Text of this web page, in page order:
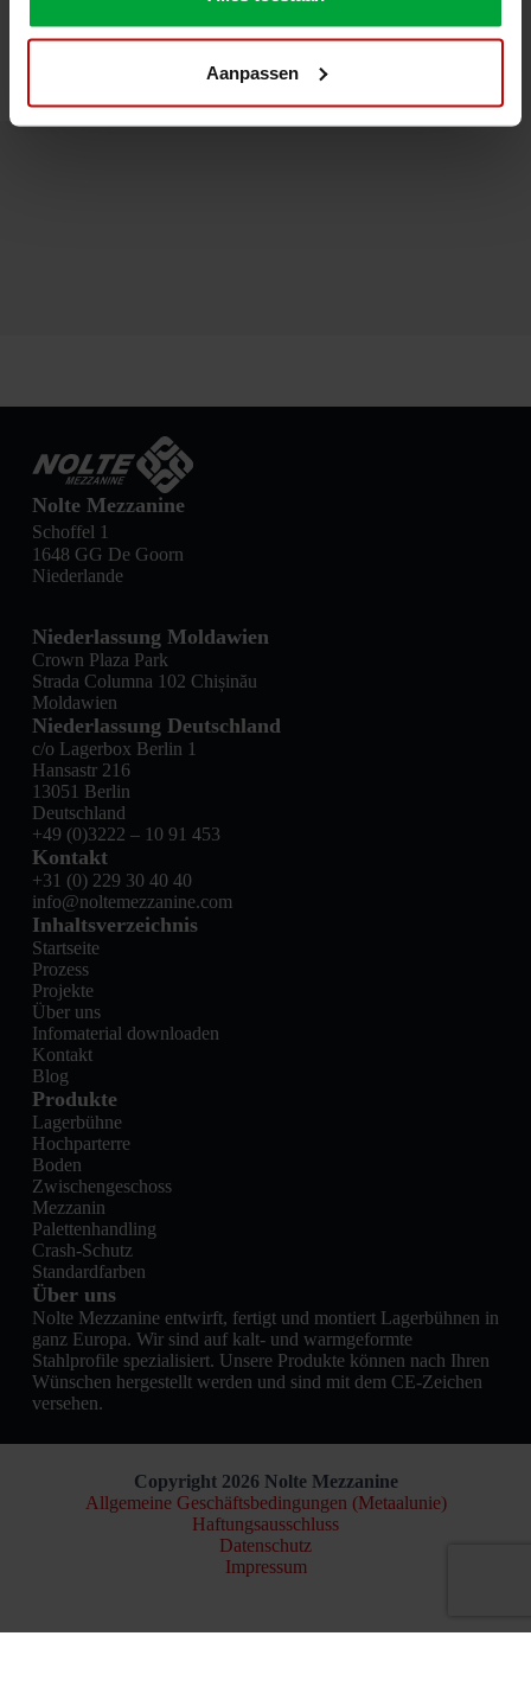
Aanpassen
Deutschland Systemintegration
Nolte Mezzanine
Schoffel 1
1648 GG De Goorn
Niederlande
Niederlassung Moldawien
Crown Plaza Park
Strada Columna 102 Chișinău
Moldawien
Inhaltsverzeichnis
Startseite
Prozess
Projekte
Über uns
Infomaterial downloaden
Kontakt
Blog
Produkte
Lagerbühne
Hochparterre
Boden
Zwischengeschoss
Mezzanin
Palettenhandling
Crash-Schutz
Standardfarben
Über uns
Nolte Mezzanine entwirft, fertigt und montiert Lagerbühnen in
ganz Europa. Wir sind auf kalt- und warmgeformte
Stahlprofile spezialisiert. Unsere Produkte können nach Ihren
Wünschen hergestellt werden und sind mit dem CE-Zeichen
versehen.
Niederlassung Deutschland
c/o Lagerbox Berlin 1
Hansastr 216
13051 Berlin
Deutschland
+49 (0)3222 – 10 91 453
Kontakt
+31 (0) 229 30 40 40
info@noltemezzanine.com
Copyright 2026 Nolte Mezzanine
Allgemeine Geschäftsbedingungen (Metaalunie)
Haftungsausschluss
Datenschutz
Impressum